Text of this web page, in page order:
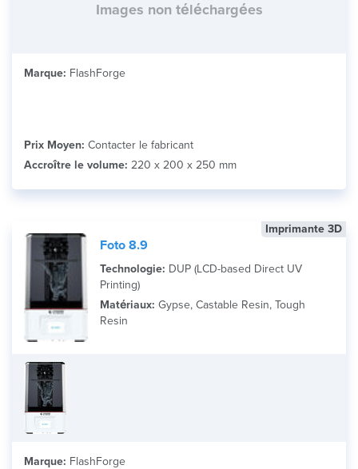
Images non téléchargées
Marque: FlashForge
Prix Moyen: Contacter le fabricant
Accroître le volume: 220 x 200 x 250 mm
Imprimante 3D
Foto 8.9
Technologie: DUP (LCD-based Direct UV
Printing)
Matériaux: Gypse, Castable Resin, Tough
Resin
Marque: FlashForge